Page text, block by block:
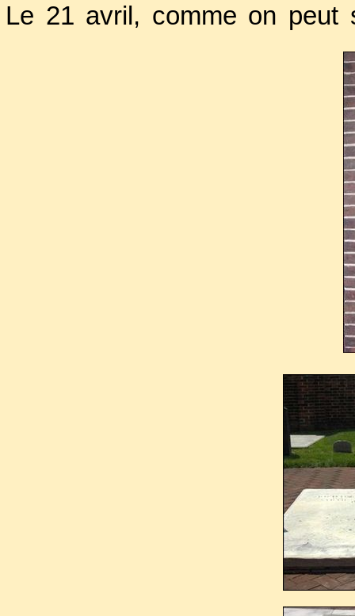
Le 21 avril, comme on peut
l’estimable bonhomme
mille personnes suivirent
plus célèbres penseurs
grands patriotes
l'époque, c'était une foule
Politiciens, imprimeurs,
Philosophie, que Franklin
1740, membres du Collège
et des milliers d’anonymes
demeure. Bien que n’étant
de cortège lui était
apporté pour la collecte de
de leurs établissements.
Quand Franklin arriva
octobre 1723, il en avait été
hissaient leurs drapeaux en
Benjamin fut inhumé auprès
précédé dans la tombe